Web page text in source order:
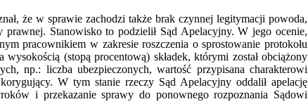
że w sprawie zachodzi także brak czynnej legitymacji powoda,
Stanowisko to podzielił Sąd Apelacyjny. W jego ocenie,
pracownikiem w zakresie roszczenia o sprostowanie protokołu
(stopą procentową) składek, którymi został obciążony
np.: liczba ubezpieczonych, wartość przypisana charakterowi
W tym stanie rzeczy Sąd Apelacyjny oddalił apelację
i przekazanie sprawy do ponownego rozpoznania Sądowi